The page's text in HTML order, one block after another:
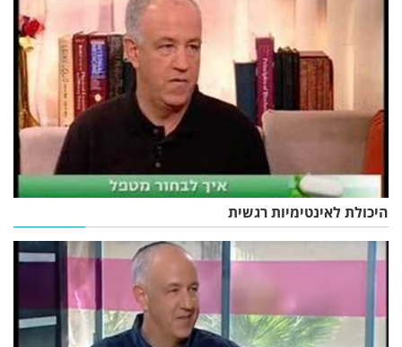
היכולת לאינטימיות רגשית